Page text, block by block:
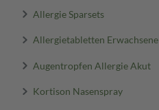
Allergie Sparsets
Allergietabletten Erwachsene
Augentropfen Allergie Akut
Kortison Nasenspray